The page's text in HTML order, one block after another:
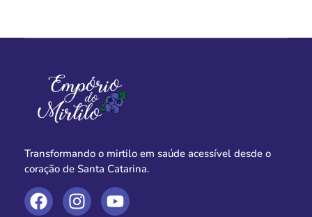
Transformando o mirtilo em saúde acessível desde o
coração de Santa Catarina.